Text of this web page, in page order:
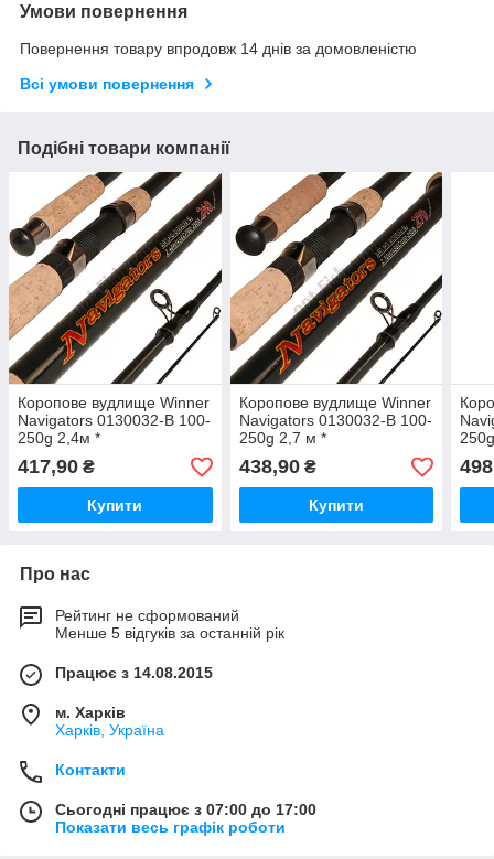
Умови повернення
Повернення товару впродовж 14 днів за домовленістю
Всі умови повернення
Подібні товари компанії
Коропове вудлище Winner
Navigators 0130032-B 100-
250g 2,4м *
417,90 ₴
Купити
Коропове вудлище Winner
Navigators 0130032-B 100-
250g 2,7 м *
438,90₴
Купити
Про нас
Рейтинг не сформований
Менше 5 відгуків за останній рік
Працює з 14.08.2015
м. Харків
Харків, Україна
Контакти
Сьогодні працює з 07:00 до 17:00
Показати весь графік роботи